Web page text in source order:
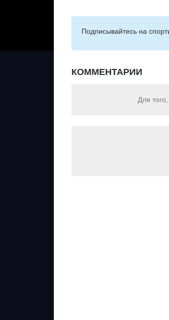
Подписывайтесь на
КОММЕНТАРИИ
Для